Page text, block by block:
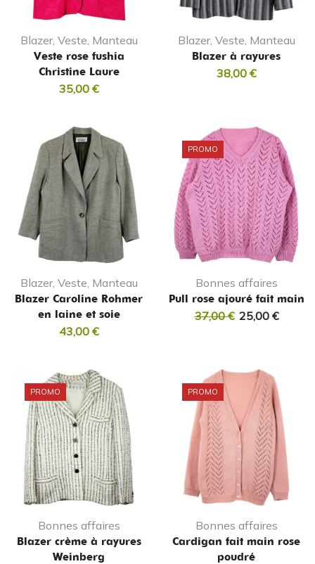
Blazer, Veste, Manteau
Veste rose fushia
Christine Laure
35,00 €
Blazer, Veste, Manteau
Blazer à rayures
38,00 €
Blazer, Veste, Manteau
Blazer Caroline Rohmer
en laine et soie
43,00 €
PROMO
Bonnes affaires
Pull rose ajouré fait main
37,00€ 25,00 €
PROMO
Bonnes affaires
Blazer crème à rayures
Weinberg
PROMO
Bonnes affaires
Cardigan fait main rose
poudré